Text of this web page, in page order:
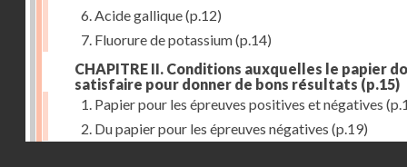
6. Acide gallique(p.12)
7. Fluorure de potassium(p.14)
CHAPITRE II. Conditions auxquelles le papier
satisfaire pour donner de bons résultats (p.15)
1. Papier pour les épreuves positives et négatives
2. Du papier pour les épreuves négatives (p.19)